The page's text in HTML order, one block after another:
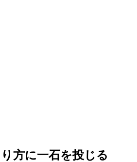
方に一石を投じる